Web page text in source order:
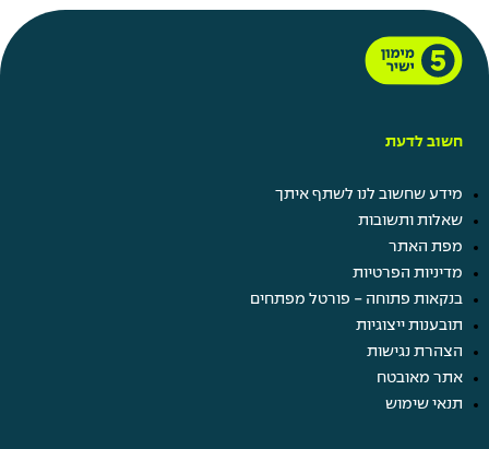
חשוב לדעת
מידע שחשוב לנו לשתף איתך
שאלות ותשובות
מפת האתר
מדיניות הפרטיות
בנקאות פתוחה - פורטל מפתחים
תובענות ייצוגיות
הצהרת נגישות
אתר מאובטח
תנאי שימוש